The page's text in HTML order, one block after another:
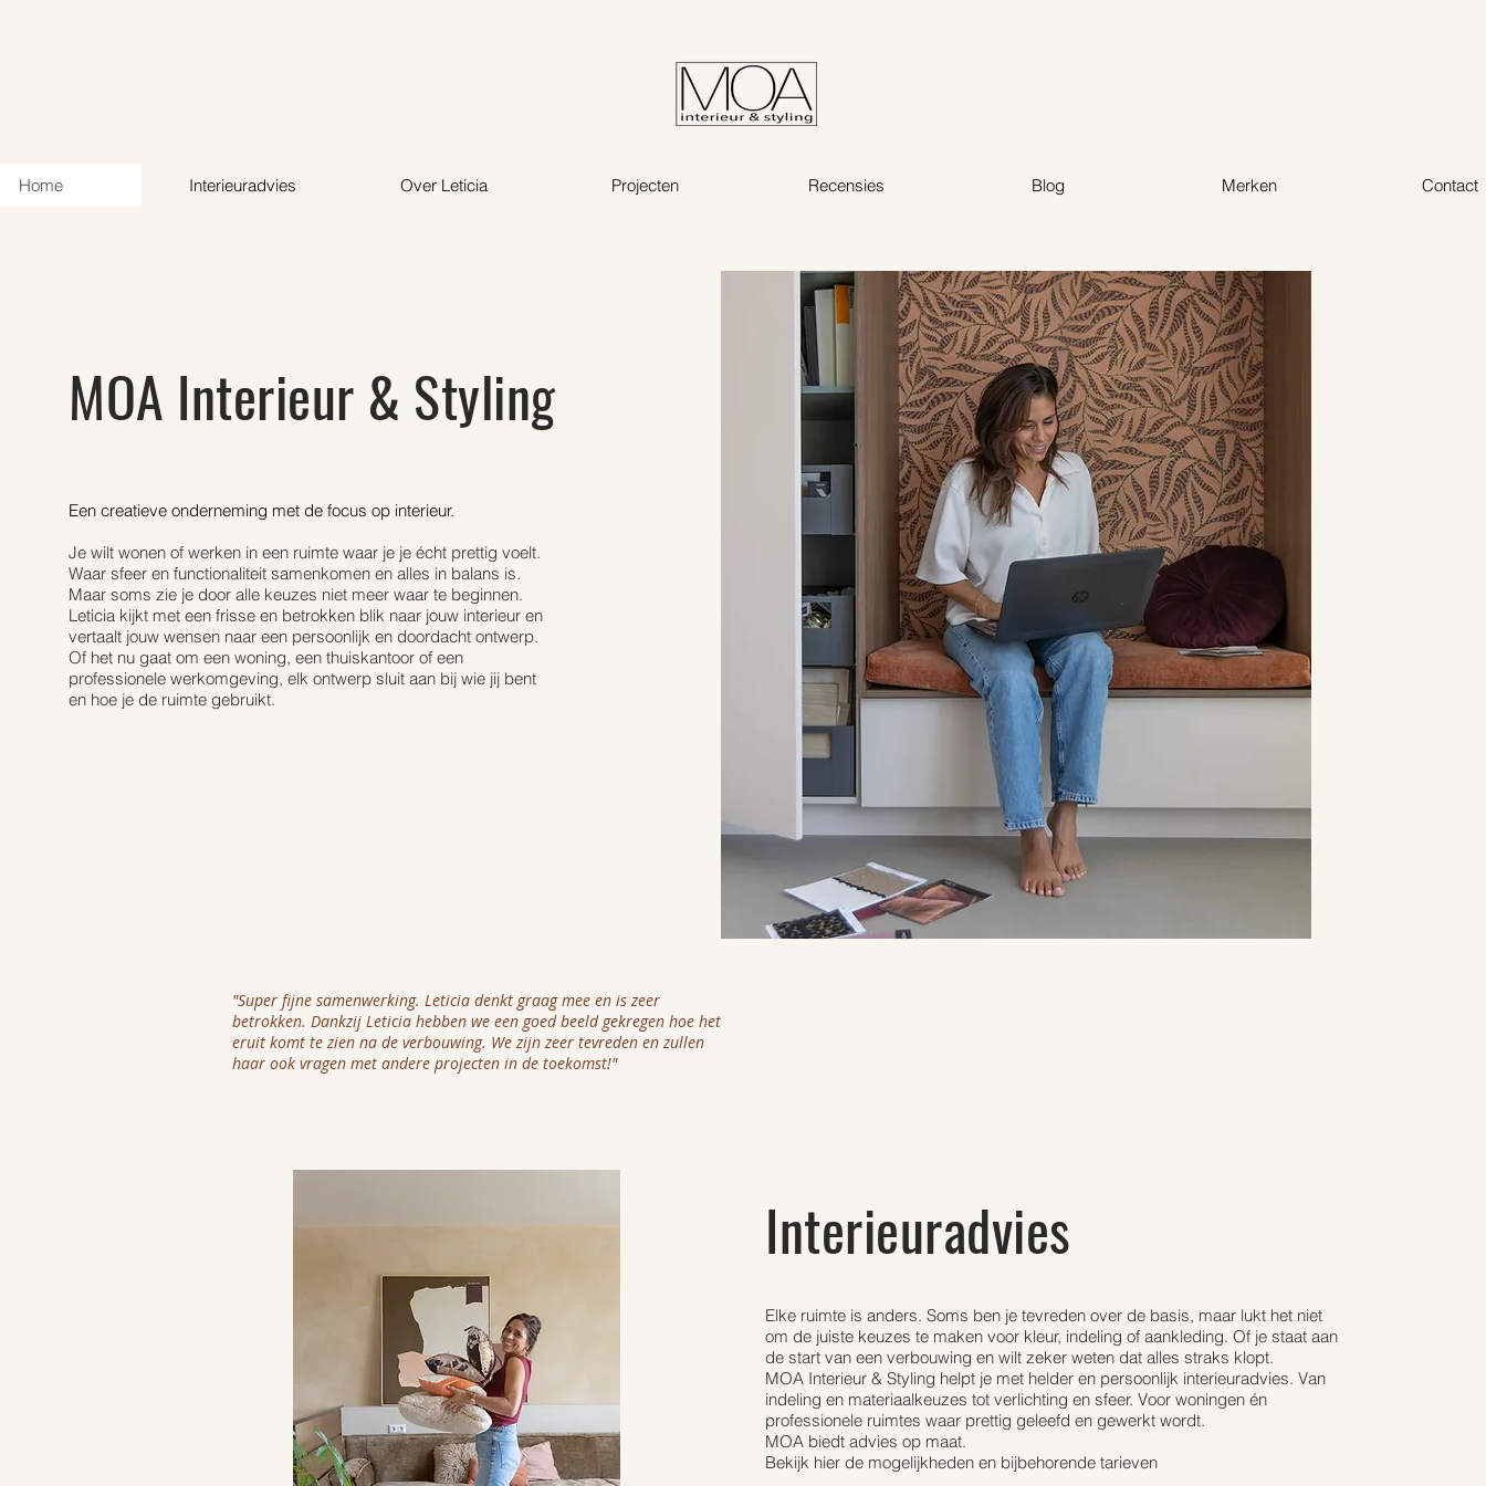
Home Interieuradvies Over Leticia Projecten Recensies Blog Merken Contact
Een creatieve onderneming met de focus op interieur.
Je wilt wonen of werken in een ruimte waar je je écht prettig voelt.
Waar sfeer en functionaliteit samenkomen en alles in balans is.
Maar soms zie je door alle keuzes niet meer waar te beginnen.
Leticia kijkt met een frisse en betrokken blik naar jouw interieur en
vertaalt jouw wensen naar een persoonlijk en doordacht ontwerp.
Of het nu gaat om een woning, een thuiskantoor of een
professionele werkomgeving, elk ontwerp sluit aan bij wie jij bent
en hoe je de ruimte gebruikt.
MOA Interieur & Styling
"Super fijne samenwerking. Leticia denkt graag mee en is zeer
betrokken. Dankzij Leticia hebben we een goed beeld gekregen hoe het
eruit komt te zien na de verbouwing. We zijn zeer tevreden en zullen
haar ook vragen met andere projecten in de toekomst!"
Interieuradvies
Elke ruimte is anders. Soms ben je tevreden over de basis, maar lukt het niet
om de juiste keuzes te maken voor kleur, indeling of aankleding. Of je staat aan
de start van een verbouwing en wilt zeker weten dat alles straks klopt.
MOA Interieur & Styling helpt je met helder en persoonlijk interieuradvies. Van
indeling en materiaalkeuzes tot verlichting en sfeer. Voor woningen én
professionele ruimtes waar prettig geleefd en gewerkt wordt.
MOA biedt advies op maat.
Bekijk hier de mogelijkheden en bijbehorende tarieven